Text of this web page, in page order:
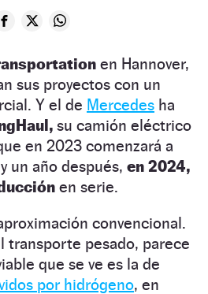
en Hannover,
sus proyectos con un
Y el de Mercedes ha
su camión eléctrico
en 2023 comenzará a
un año después, en 2024,
en serie.
convencional.
transporte pesado, parece
que se ve es la de
por hidrógeno, en